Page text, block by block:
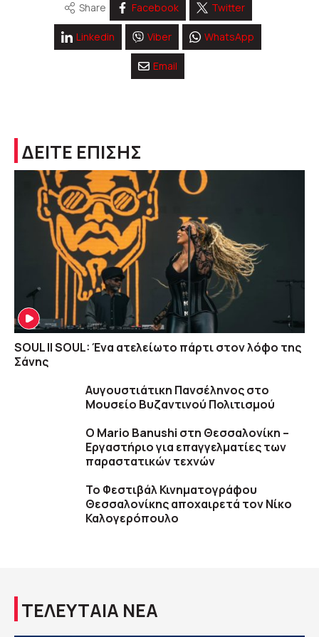
Share Facebook Twitter
Linkedin Viber WhatsApp
Email
ΔΕΙΤΕ ΕΠΙΣΗΣ
SOUL II SOUL: Ένα ατελείωτο πάρτι στον λόφο της
Σάνης
Αυγουστιάτικη Πανσέληνος στο
Μουσείο Βυζαντινού Πολιτισμού
O Mario Banushi στη Θεσσαλονίκη –
Εργαστήριο για επαγγελματίες των
παραστατικών τεχνών
Το Φεστιβάλ Κινηματογράφου
Θεσσαλονίκης αποχαιρετά τον Νίκο
Καλογερόπουλο
ΤΕΛΕΥΤΑΙΑ ΝΕΑ